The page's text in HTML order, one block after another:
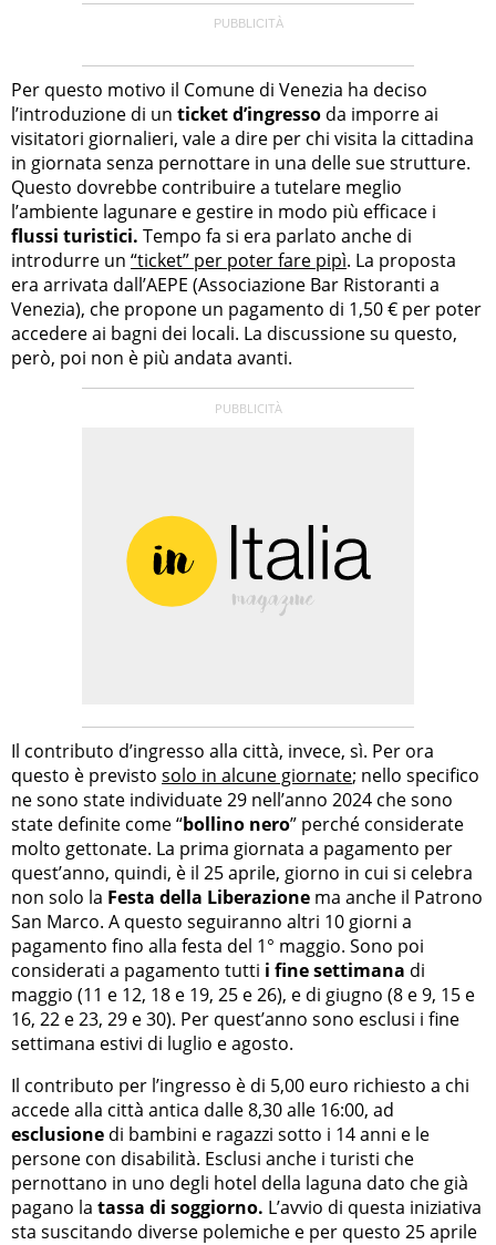
Per questo motivo il Comune di Venezia ha deciso
l’introduzione di un ticket d’ingresso da imporre ai
visitatori giornalieri, vale a dire per chi visita la cittadina
in giornata senza pernottare in una delle sue strutture.
Questo dovrebbe contribuire a tutelare meglio
l’ambiente lagunare e gestire in modo più efficace i
flussi turistici. Tempo fa si era parlato anche di
introdurre un “ticket” per poter fare pipì. La proposta
era arrivata dall’AEPE (Associazione Bar Ristoranti a
Venezia), che propone un pagamento di 1,50 € per poter
accedere ai bagni dei locali. La discussione su questo,
però, poi non è più andata avanti.
Il contributo d’ingresso alla città, invece, sì. Per ora
questo è previsto solo in alcune giornate; nello specifico
ne sono state individuate 29 nell’anno 2024 che sono
state definite come “bollino nero” perché considerate
molto gettonate. La prima giornata a pagamento per
quest’anno, quindi, è il 25 aprile, giorno in cui si celebra
non solo la Festa della Liberazione ma anche il Patrono
San Marco. A questo seguiranno altri 10 giorni a
pagamento fino alla festa del 1° maggio. Sono poi
considerati a pagamento tutti i fine settimana di
maggio (11 e 12, 18 e 19, 25 e 26), e di giugno (8 e 9, 15 e
16, 22 e 23, 29 e 30). Per quest’anno sono esclusi i fine
settimana estivi di luglio e agosto.
Il contributo per l’ingresso è di 5,00 euro richiesto a chi
accede alla città antica dalle 8,30 alle 16:00, ad
esclusione di bambini e ragazzi sotto i 14 anni e le
persone con disabilità. Esclusi anche i turisti che
pernottano in uno degli hotel della laguna dato che già
pagano la tassa di soggiorno. L’avvio di questa iniziativa
sta suscitando diverse polemiche e per questo 25 aprile